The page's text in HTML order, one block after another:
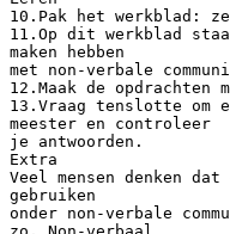
10.Pak het werkblad:
11.Op dit werkblad
maken hebben
met non-verbale
12.Maak de opdrachten
13.Vraag tenslotte
meester en controleer
je antwoorden.
Extra
Veel mensen denken
gebruiken
onder non-verbale